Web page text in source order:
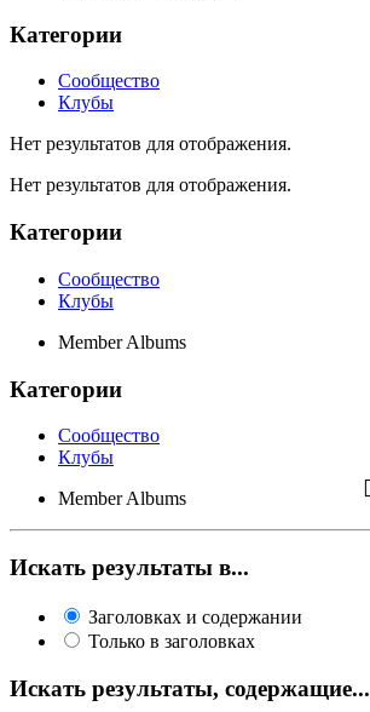
Категории
Сообщество
Клубы
Нет результатов для отображения.
Нет результатов для отображения.
Категории
Сообщество
Клубы
Member Albums
Категории
Сообщество
Клубы
Member Albums
Искать результаты в...
Заголовках и содержании
Только в заголовках
Искать результаты, содержащие...